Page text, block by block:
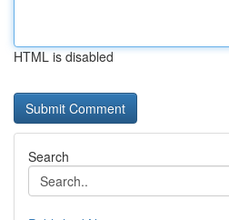
HTML is disabled
Search